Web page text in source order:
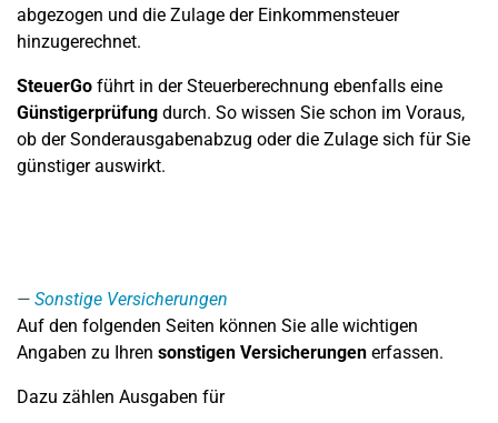
abgezogen und die Zulage der Einkommensteuer
hinzugerechnet.
SteuerGo führt in der Steuerberechnung ebenfalls eine
Günstigerprüfung durch. So wissen Sie schon im Voraus,
ob der Sonderausgabenabzug oder die Zulage sich für Sie
günstiger auswirkt.
Sonstige Versicherungen
Auf den folgenden Seiten können Sie alle wichtigen
Angaben zu Ihren sonstigen Versicherungen erfassen.
Dazu zählen Ausgaben für